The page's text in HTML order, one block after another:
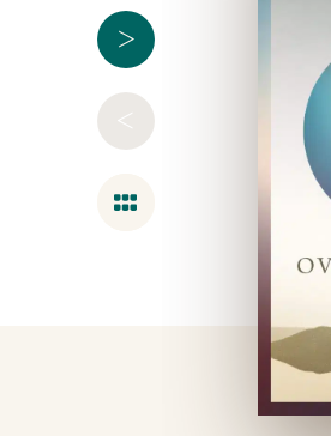
>
<